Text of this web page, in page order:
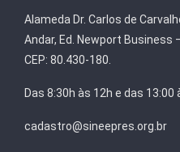
Alameda Dr. Carlos de
Andar, Ed. Newport Business
CEP: 80.430-180.
Das 8:30h às 12h e das 13:00
cadastro@sineepres.org.br